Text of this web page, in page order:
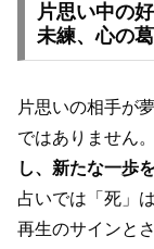
片思い中の
未練、心の
片思いの相手が
ではありません
し、新たな一歩
占いでは「死」
再生のサインと